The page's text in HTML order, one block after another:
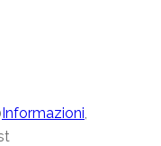
Informazioni,